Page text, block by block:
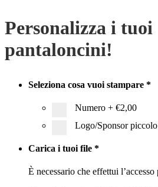
Personalizza i tuoi
pantaloncini!
Seleziona cosa vuoi stampare *
Numero + €2,00
Logo/Sponsor piccolo
Carica i tuoi file *
È necessario che effettui